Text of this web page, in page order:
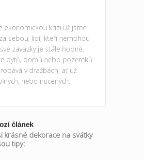
ekonomickou krizi už jsme
sebou, lidí, kteří nemohou
závazky je stále hodně.
bytů, domů nebo pozemků
v dražbách, ať už
nebo nucených.
článek
krásné dekorace na svátky
tipy: